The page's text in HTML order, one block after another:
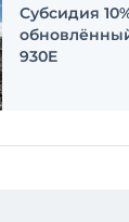
Субсидия
930E